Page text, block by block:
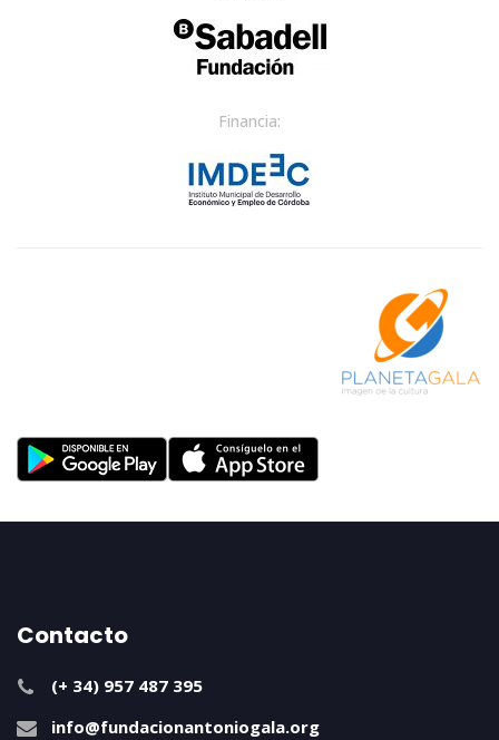
Financia:
Contacto
(+ 34) 957 487 395
info@fundacionantoniogala.org